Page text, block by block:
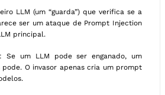
LLM (um “guarda”) que verifica se a
ser um ataque de Prompt Injection
principal.
Se um LLM pode ser enganado, um
pode. O invasor apenas cria um prompt